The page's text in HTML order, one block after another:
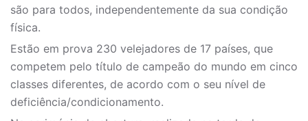
são para todos, independentemente da sua condição
física.
Estão em prova 230 velejadores de 17 países, que
competem pelo título de campeão do mundo em cinco
classes diferentes, de acordo com o seu nível de
deficiência/condicionamento.